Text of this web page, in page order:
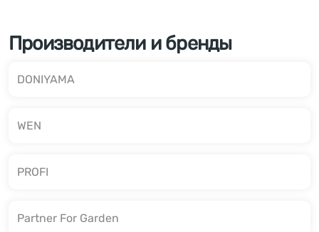
Производители и бренды
DONIYAMA
WEN
PROFI
Partner For Garden